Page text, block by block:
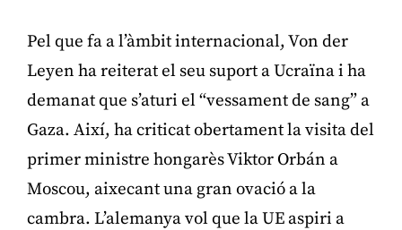
Pel que fa a l’àmbit internacional, Von der
Leyen ha reiterat el seu suport a Ucraïna i ha
demanat que s’aturi el “vessament de sang” a
Gaza. Així, ha criticat obertament la visita del
primer ministre hongarès Viktor Orbán a
Moscou, aixecant una gran ovació a la
cambra. L’alemanya vol que la UE aspiri a